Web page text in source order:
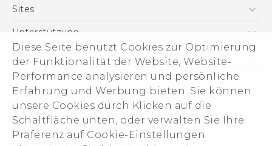
Diese Seite benutzt Cookies zur Optimierung
der Funktionalität der Website, Website-
Performance analysieren und persönliche
Erfahrung und Werbung bieten. Sie können
unsere Cookies durch Klicken auf die
Schaltfläche unten, oder verwalten Sie Ihre
Präferenz auf Cookie-Einstellungen
behördliche Bestimmungen
English - Quick start guide
English - User manual
English - Safety and regulatory guide
Smartphones
VIVE
Zubehör
Sites
HTC Dev
HTC Vive
Unterstützung
Unterstützung
eCommerce Support
Über HTC
ESG
Impressum
Investor
Cookie Preferences